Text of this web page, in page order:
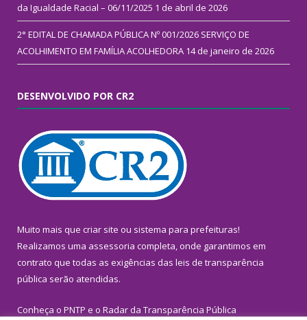
da Igualdade Racial – 06/11/2025 1 de abril de 2026
2° EDITAL DE CHAMADA PÚBLICA Nº 001/2026 SERVIÇO DE
ACOLHIMENTO EM FAMÍLIA ACOLHEDORA 14 de janeiro de 2026
DESENVOLVIDO POR CR2
Muito mais que criar site ou sistema para prefeituras!
Realizamos uma assessoria completa, onde garantimos em
contrato que todas as exigências das leis de transparência
pública serão atendidas.
Conheça o PNTP e o Radar da Transparência Pública